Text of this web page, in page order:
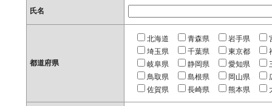
氏名
都道府県
北海道 青森県 岩手県
埼玉県
千葉県 東京都
岐阜県
静岡県 愛知県
鳥取県
島根県 岡山県
佐賀県
長崎県 熊本県